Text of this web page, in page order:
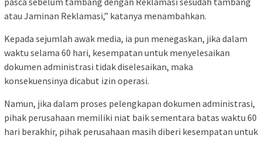
atau Jaminan Reklamasi,” katanya menambahkan.
Kepada sejumlah awak media, ia pun menegaskan, jika dalam
waktu selama 60 hari, kesempatan untuk menyelesaikan
dokumen administrasi tidak diselesaikan, maka
konsekuensinya dicabut izin operasi.
Namun, jika dalam proses pelengkapan dokumen administrasi,
pihak perusahaan memiliki niat baik sementara batas waktu 60
hari berakhir, pihak perusahaan masih diberi kesempatan untuk